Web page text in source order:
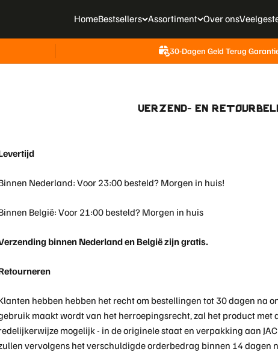
HomeBestsellers Assortiment Over ons
30-Dagen Geld Terug
Verzend- en
Nederland: Voor 23:00 besteld? Morgen in huis!
België: Voor 21:00 besteld? Morgen in huis
binnen Nederland en België zijn gratis.
hebben hebben het recht om bestellingen tot 30 dagen na
maakt wordt van het herroepingsrecht, zal het product met
mogelijk - in de originele staat en verpakking aan
vervolgens het verschuldigde orderbedrag binnen 14 dagen